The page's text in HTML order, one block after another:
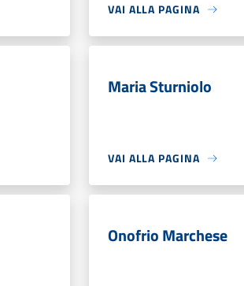
VAI ALLA PAGINA
Maria Sturniolo
VAI ALLA PAGINA
Onofrio Marchese